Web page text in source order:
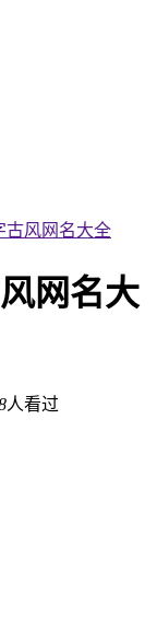
古风网名大全
网名大
人看过